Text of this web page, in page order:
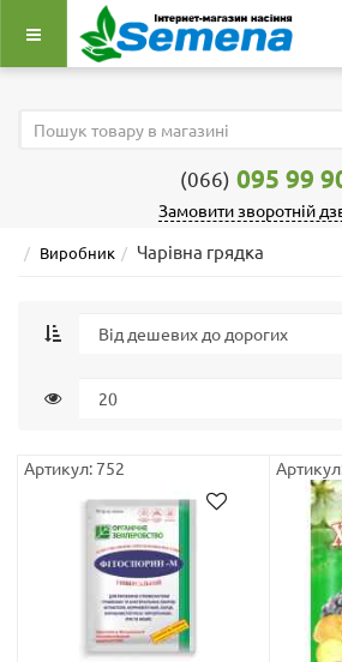
(066) 095 99
Замовити зворотній
Виробник Чарівна грядка
Артикул: 752